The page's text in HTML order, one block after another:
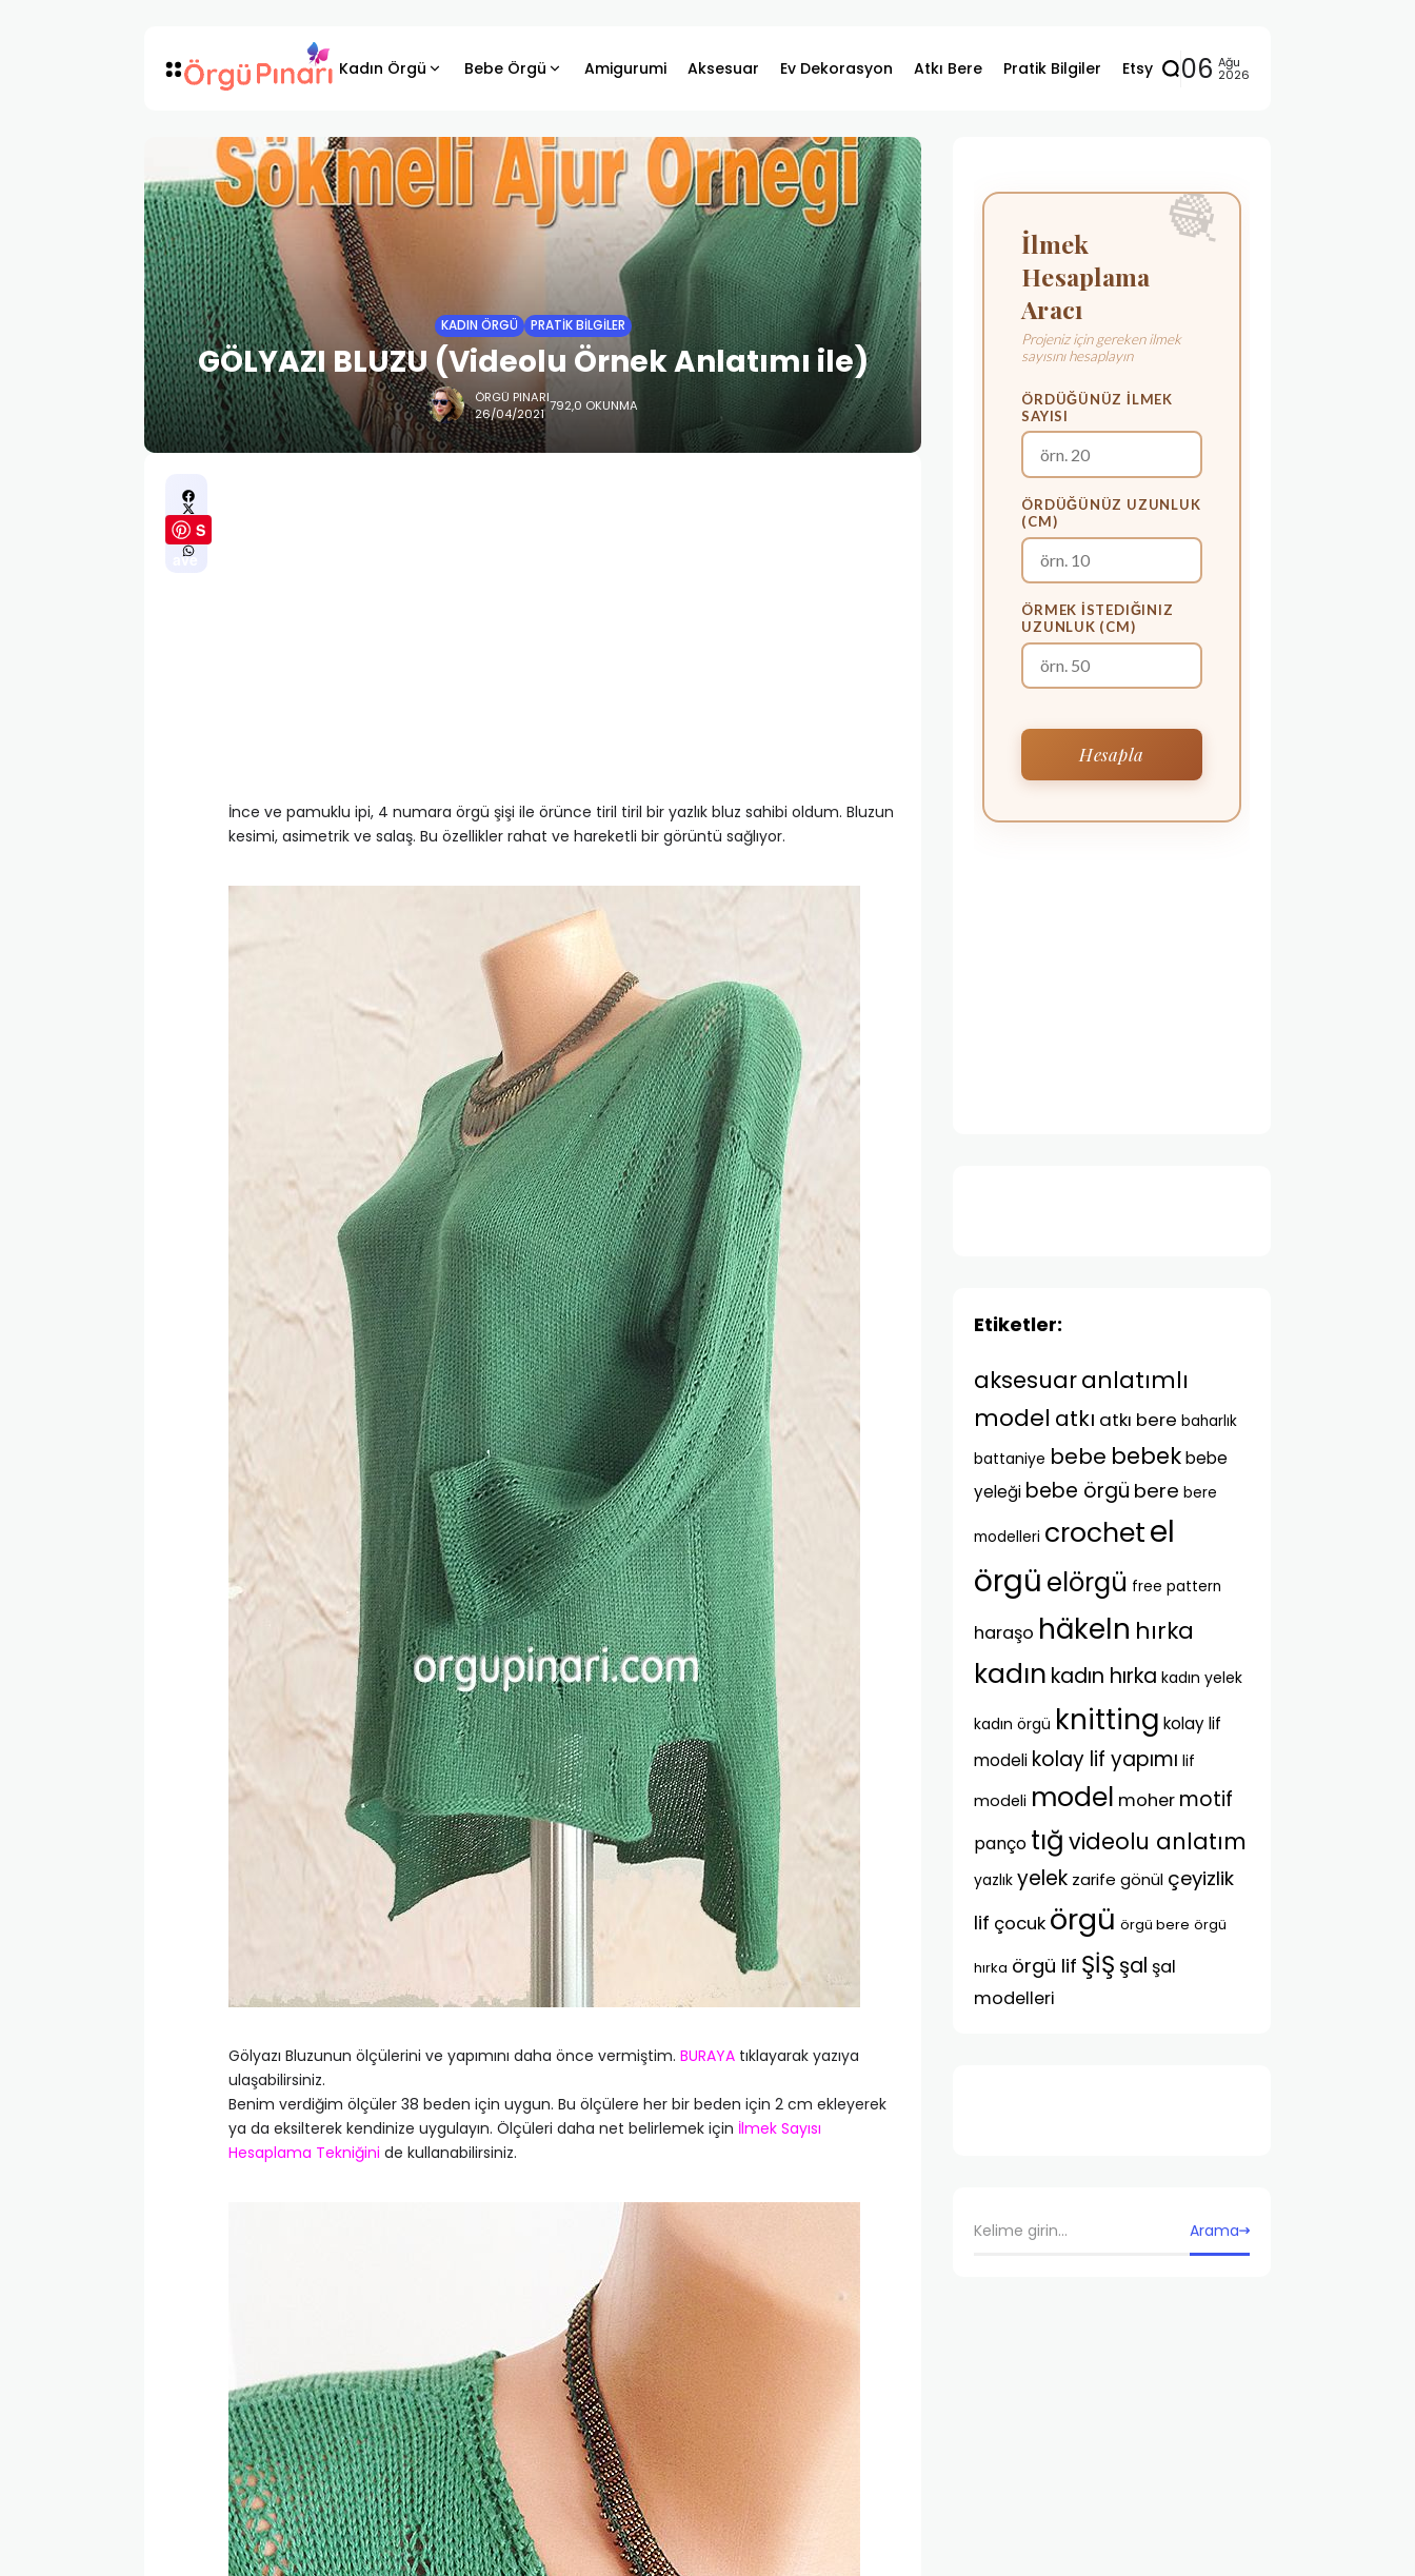
Kadın Örgü Bebe Örgü Amigurumi Aksesuar Ev Dekorasyon Atkı Bere Pratik Bilgiler Etsy 06 Ağu
2026
KADIN ÖRGÜ PRATIK BILGILER
GÖLYAZI BLUZU (Videolu Örnek Anlatımı ile)
ÖRGÜ PINARI
26/04/2021 792,0 OKUNMA
İnce ve pamuklu ipi, 4 numara örgü şişi ile örünce tiril tiril bir yazlık bluz sahibi oldum. Bluzun
kesimi, asimetrik ve salaş. Bu özellikler rahat ve hareketli bir görüntü sağlıyor.
Gölyazı Bluzunun ölçülerini ve yapımını daha önce vermiştim. BURAYA tıklayarak yazıya
ulaşabilirsiniz.
Benim verdiğim ölçüler 38 beden için uygun. Bu ölçülere her bir beden için 2 cm ekleyerek
ya da eksilterek kendinize uygulayın. Ölçüleri daha net belirlemek için İlmek Sayısı
Hesaplama Tekniğini de kullanabilirsiniz.
S
ave
Etiketler:
aksesuaranlatımlı
model atkı atkı bere baharlık
battaniye bebe bebek bebe
yeleği bebe örgü bere bere
modelleri crochetel
örgü elörgü free pattern
haraşo häkeln hırka
kadın kadın hırka kadın yelek
kadın örgü knitting kolay lif
modeli kolay lif yapımı lif
modeli model moher motif
panço tığ videolu anlatım
yazlık yelek zarife gönül çeyizlik
lif çocuk örgü örgü bere örgü
hırka örgü lif ŞİŞ şal şal
modelleri
Arama